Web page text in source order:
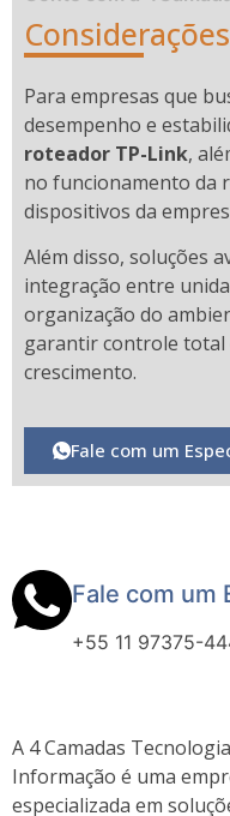
Considerações
Para empresas que
desempenho e
roteador TP-Link,
no funcionamento da
dispositivos da
Além disso, soluções
integração entre
organização do
garantir controle total
crescimento.
Fale com um
Fale com um
+55 11 97375-
A 4 Camadas
Informação é uma
especializada em